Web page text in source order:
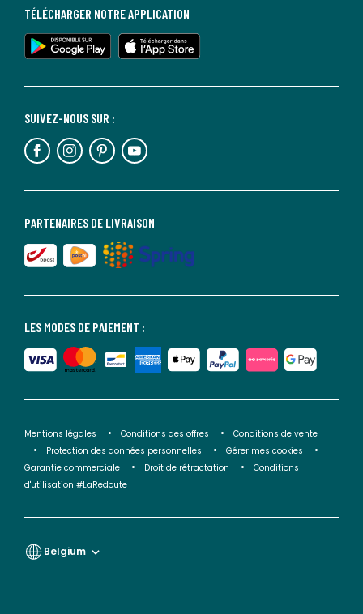
LES MODES DE PAIEMENT :
PARTENAIRES DE LIVRAISON
SUIVEZ-NOUS SUR :
TÉLÉCHARGER NOTRE APPLICATION
Mentions légales Conditions des offres
Conditions de vente
Protection des données personnelles
Gérer mes cookies
Garantie commerciale
Droit de rétractation
Conditions
d'utilisation #LaRedoute
Belgium